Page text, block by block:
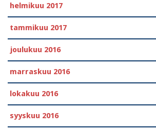
helmikuu 2017
tammikuu 2017
joulukuu 2016
marraskuu 2016
lokakuu 2016
syyskuu 2016